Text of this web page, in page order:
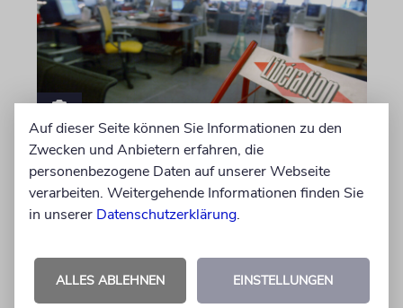
FRANKREICH
Eine Abrechnung mit dem
Judenhass der neuen Linken
Journalist Jean Quatremer die beliebte
Tageszeitung »Libération«. Er wirft Kollegen
einen »entfesselten Antisemitismus« und eine
Auf dieser Seite können Sie Informationen zu den
Zwecken und Anbietern erfahren, die
personenbezogene Daten auf unserer Webseite
verarbeiten. Weitergehende Informationen finden Sie
in unserer Datenschutzerklärung.
ALLES ABLEHNEN EINSTELLUNGEN